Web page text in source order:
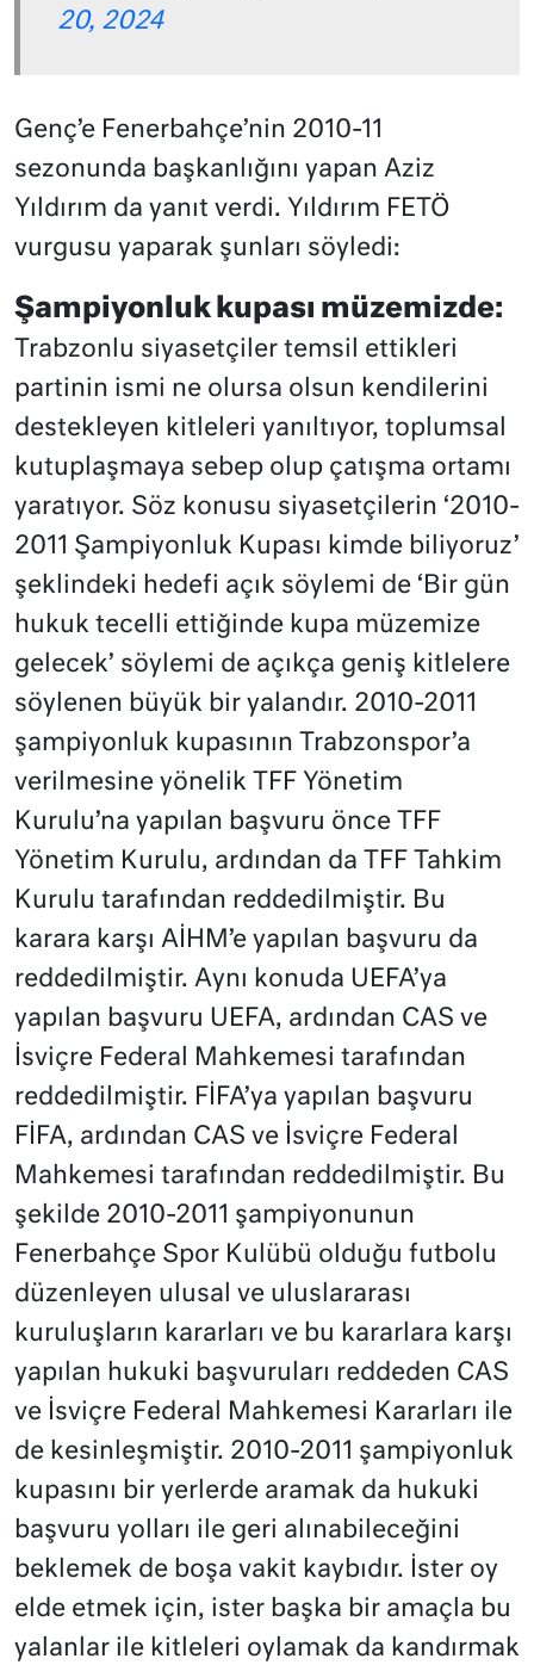
20, 2024
Genç’e Fenerbahçe’nin 2010-11
sezonunda başkanlığını yapan Aziz
Yıldırım da yanıt verdi. Yıldırım FETÖ
vurgusu yaparak şunları söyledi:
Şampiyonluk kupası müzemizde:
Trabzonlu siyasetçiler temsil ettikleri
partinin ismi ne olursa olsun kendilerini
destekleyen kitleleri yanıltıyor, toplumsal
kutuplaşmaya sebep olup çatışma ortamı
yaratıyor. Söz konusu siyasetçilerin ‘2010-
2011 Şampiyonluk Kupası kimde biliyoruz’
şeklindeki hedefi açık söylemi de ‘Bir gün
hukuk tecelli ettiğinde kupa müzemize
gelecek’ söylemi de açıkça geniş kitlelere
söylenen büyük bir yalandır. 2010-2011
şampiyonluk kupasının Trabzonspor’a
verilmesine yönelik TFF Yönetim
Kurulu’na yapılan başvuru önce TFF
Yönetim Kurulu, ardından da TFF Tahkim
Kurulu tarafından reddedilmiştir. Bu
karara karşı AİHM’e yapılan başvuru da
reddedilmiştir. Aynı konuda UEFA’ya
yapılan başvuru UEFA, ardından CAS ve
İsviçre Federal Mahkemesi tarafından
reddedilmiştir. FİFA’ya yapılan başvuru
FİFA, ardından CAS ve İsviçre Federal
Mahkemesi tarafından reddedilmiştir. Bu
şekilde 2010-2011 şampiyonunun
Fenerbahçe Spor Kulübü olduğu futbolu
düzenleyen ulusal ve uluslararası
kuruluşların kararları ve bu kararlara karşı
yapılan hukuki başvuruları reddeden CAS
ve İsviçre Federal Mahkemesi Kararları ile
de kesinleşmiştir. 2010-2011 şampiyonluk
kupasını bir yerlerde aramak da hukuki
başvuru yolları ile geri alınabileceğini
beklemek de boşa vakit kaybıdır. İster oy
elde etmek için, ister başka bir amaçla bu
yalanlar ile kitleleri oylamak da kandırmak